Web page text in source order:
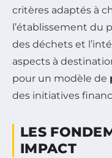
critères adaptés à
l’établissement du
des déchets et
aspects à
pour un modèle de
des initiatives
LES
IMPACT